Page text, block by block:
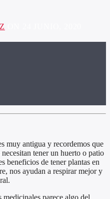
muy antigua y recordemos que
tener un huerto o patio
beneficios de tener plantas en
nos ayudan a respirar mejor y